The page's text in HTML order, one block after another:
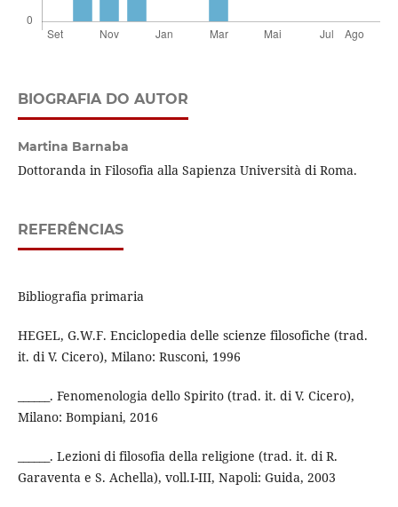
BIOGRAFIA DO AUTOR
Martina Barnaba
Dottoranda in Filosofia alla Sapienza Università di Roma.
REFERÊNCIAS
Bibliografia primaria
HEGEL, G.W.F. Enciclopedia delle scienze filosofiche (trad.
it. di V. Cicero), Milano: Rusconi, 1996
______. Fenomenologia dello Spirito (trad. it. di V. Cicero),
Milano: Bompiani, 2016
______. Lezioni di filosofia della religione (trad. it. di R.
Garaventa e S. Achella), voll.I-III, Napoli: Guida, 2003